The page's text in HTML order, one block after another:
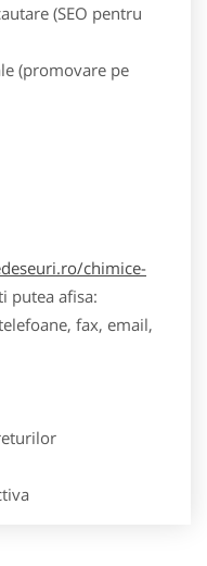
(SEO pentru
(promovare pe
chimice-
putea afisa:
fax, email,